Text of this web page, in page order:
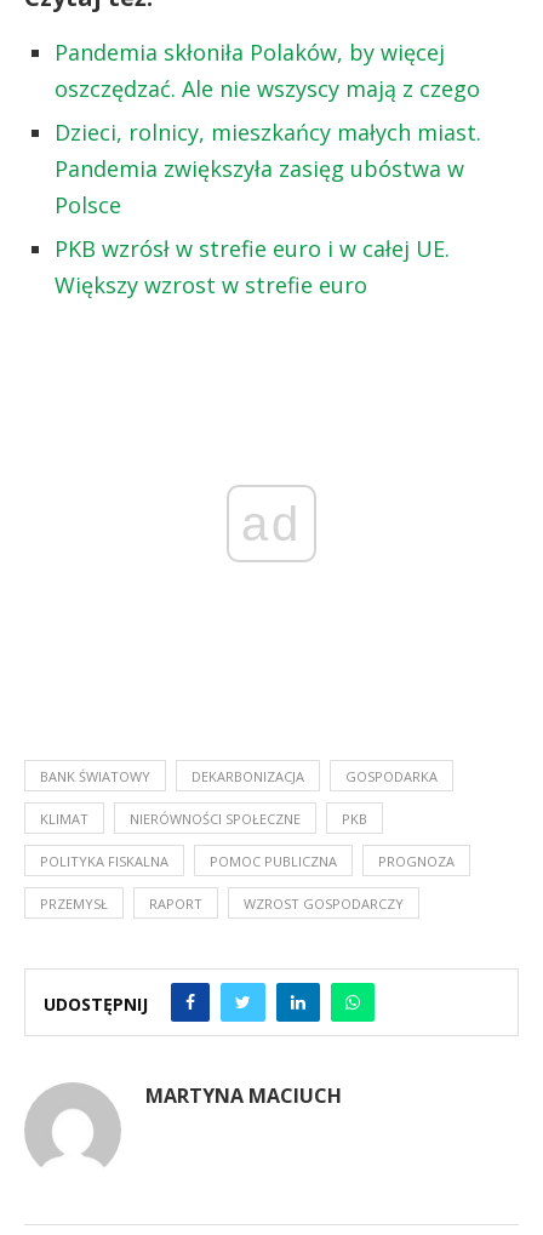
Pandemia skłoniła Polaków, by więcej
oszczędzać. Ale nie wszyscy mają z czego
Dzieci, rolnicy, mieszkańcy małych miast.
Pandemia zwiększyła zasięg ubóstwa w
Polsce
PKB wzrósł w strefie euro i w całej UE.
Większy wzrost w strefie euro
ad
BANK ŚWIATOWY DEKARBONIZACJA GOSPODARKA
KLIMAT NIERÓWNOŚCI SPOŁECZNE PKB
POLITYKA FISKALNA POMOC PUBLICZNA PROGNOZA
PRZEMYSŁ RAPORT WZROST GOSPODARCZY
UDOSTĘPNIJ
MARTYNA MACIUCH